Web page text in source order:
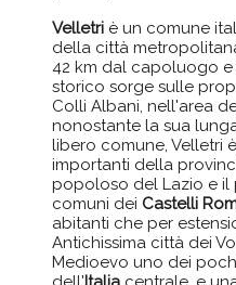
Velletri è un comune
della città
42 km dal capoluogo e
storico sorge sulle
Colli Albani, nell'area
nonostante la sua
libero comune, Velletri
importanti della
popoloso del Lazio e il
comuni dei Castelli
abitanti che per
Antichissima città dei
Medioevo uno dei